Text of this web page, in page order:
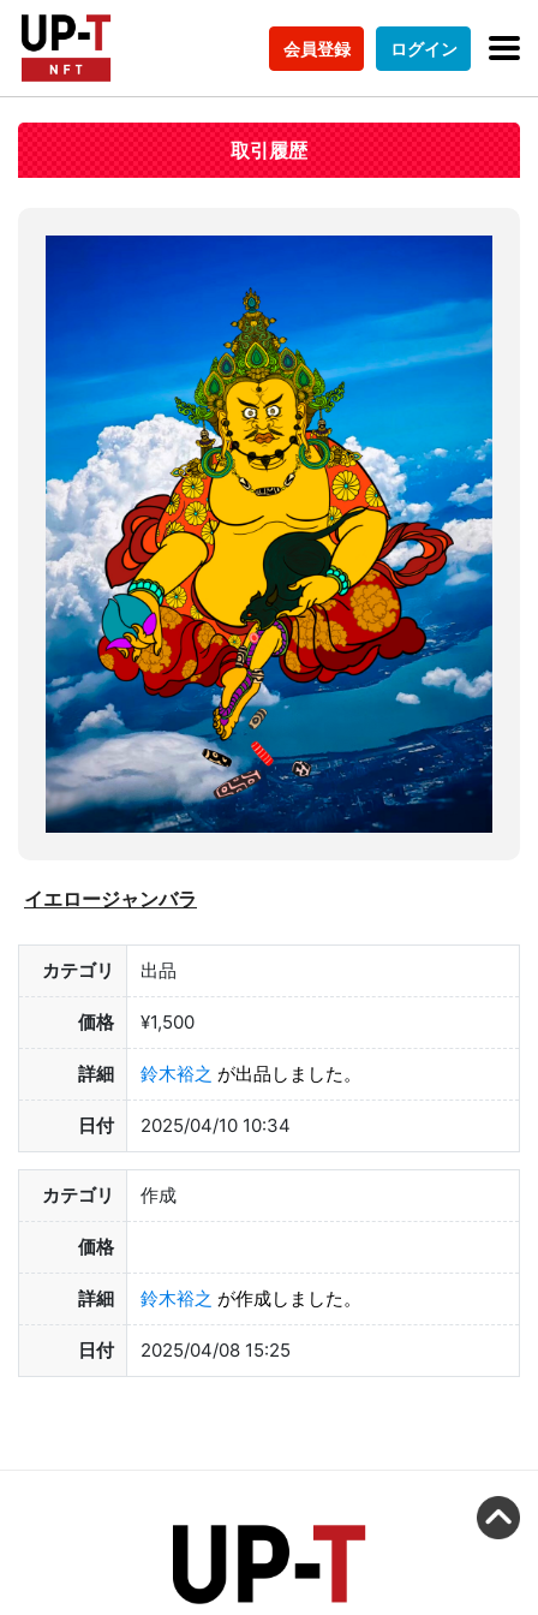
会員登録 ログイン
取引履歴
イエロージャンバラ
カテゴリ 出品
価格 ¥1,500
詳細 鈴木裕之 が出品しました。
日付 2025/04/10 10:34
カテゴリ 作成
価格
詳細 鈴木裕之 が作成しました。
日付 2025/04/08 15:25